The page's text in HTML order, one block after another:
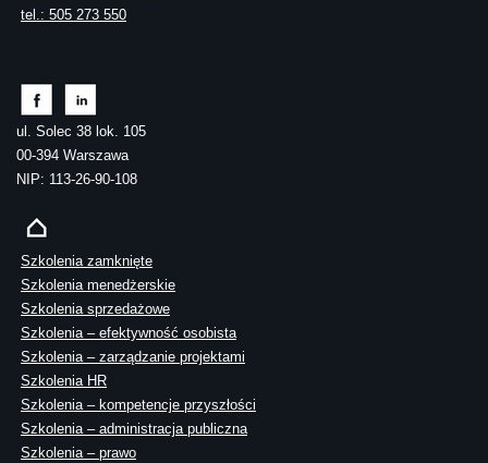
tel.: 505 273 550
ul. Solec 38 lok. 105
00-394 Warszawa
NIP: 113-26-90-108
Szkolenia zamknięte
Szkolenia menedżerskie
Szkolenia sprzedażowe
Szkolenia – efektywność osobista
Szkolenia – zarządzanie projektami
Szkolenia HR
Szkolenia – kompetencje przyszłości
Szkolenia – administracja publiczna
Szkolenia – prawo